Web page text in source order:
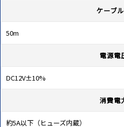
ケーブ
50m
電源電
DC12V±10%
消費電
約5A以下（ヒューズ内蔵）